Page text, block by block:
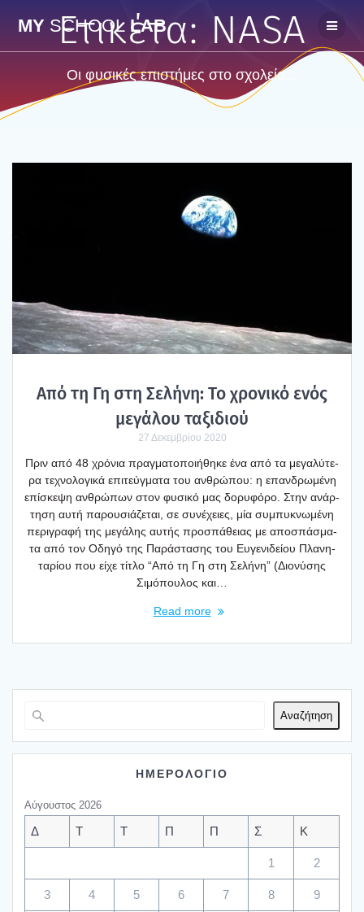
to
content
MY SCHOOL LAB
Ετικέτα:NASA
Οι φυσικές επιστήμες στο σχολείο...
Από τη Γη στη Σελή­νη: Το χρο­νι­κό ενός
μεγά­λου ταξι­διού
27 Δεκεμβρίου 2020
Πριν από 48 χρό­νια πραγ­μα­το­ποι­ή­θη­κε ένα από τα μεγα­λύ­τε­
ρα τεχνο­λο­γι­κά επι­τεύγ­μα­τα του ανθρώ­που: η επαν­δρω­μέ­νη
επί­σκε­ψη ανθρώ­πων στον φυσι­κό μας δορυ­φό­ρο. Στην ανάρ­
τη­ση αυτή παρου­σιά­ζε­ται, σε συνέ­χειες, μία συμπυ­κνω­μέ­νη
περι­γρα­φή της μεγά­λης αυτής προ­σπά­θειας με απο­σπά­σμα­
τα από τον Οδη­γό της Παρά­στα­σης του Ευγε­νι­δεί­ου Πλα­νη­
τα­ρί­ου που είχε τίτλο “Από τη Γη στη Σελή­νη” (Διο­νύ­σης
Σιμό­που­λος και…
Read more
Αναζήτηση
ΗΜΕΡΟΛΟΓΙΟ
Αύγουστος 2026
Δ Τ Τ Π Π Σ Κ
1 2
3 4 5 6 7 8 9